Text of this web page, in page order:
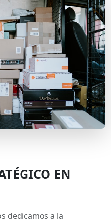
EN
dedicamos a la